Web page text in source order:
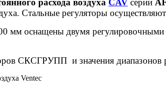
расхода воздуха CAV серии
Стальные регуляторы
мм оснащены двумя
СКСГРУПП и значения диапазонов